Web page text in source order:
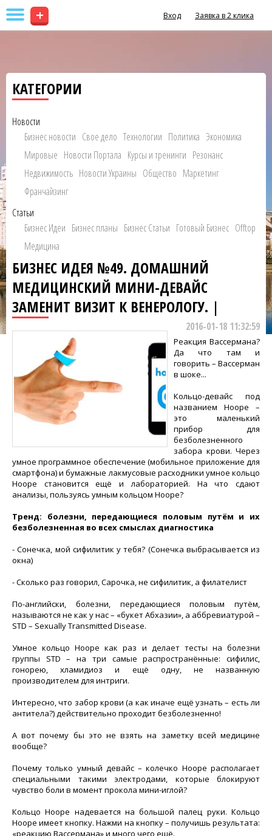
+ Вход Заявка в 2 клика
КАТЕГОРИИ
Новости
Бизнес новости Свое дело Технологии Политика Экономика
Мировые Новости Портала Курсы и тренинги Резонанс
Недвижимость Новости Украины Общество Маркетинг
Франчайзинг
Статьи
Бизнес Идеи Бизнес планы Бизнес Статьи Готовый Бизнес Offtop
Медицина
БИЗНЕС ИДЕЯ №49. ДОМАШНИЙ
МЕДИЦИНСКИЙ МИНИ-ДЕВАЙС
ЗАМЕНИТ ВИЗИТ К ВЕНЕРОЛОГУ. |
2016-01-18 11:32:59
Реакция Вассермана?
Да что там и
говорить – Вассерман
в шоке...
Кольцо-девайс под
названием Hoope –
это маленький
прибор для
безболезненного
забора крови. Через
умное программное обеспечение (мобильное приложение для
смартфона) и бумажные лакмусовые расходники умное кольцо
Hoope становится ещё и лабораторией. На что сдают
анализы, пользуясь умным кольцом Hoope?
Тренд: болезни, передающиеся половым путём и их
безболезненная во всех смыслах диагностика
- Сонечка, мой сифилитик у тебя? (Сонечка выбрасывается из
окна)
- Сколько раз говорил, Сарочка, не сифилитик, а филателист
По-английски, болезни, передающиеся половым путём,
называются не как у нас – «букет Абхазии», а аббревиатурой –
STD – Sexually Transmitted Disease.
Умное кольцо Hoope как раз и делает тесты на болезни
группы STD – на три самые распространённые: сифилис,
гонорею, хламидиоз и ещё одну, не названную
производителем для интриги.
Интересно, что забор крови (а как иначе ещё узнать – есть ли
антитела?) действительно проходит безболезненно!
А вот почему бы это не взять на заметку всей медицине
вообще?
Почему только умный девайс – колечко Hoope располагает
специальными такими электродами, которые блокируют
чувство боли в момент прокола мини-иглой?
Кольцо Hoope надевается на большой палец руки. Кольцо
Hoope имеет кнопку. Нажми на кнопку – получишь результата:
«реакцию Вассермана» и много чего ещё.